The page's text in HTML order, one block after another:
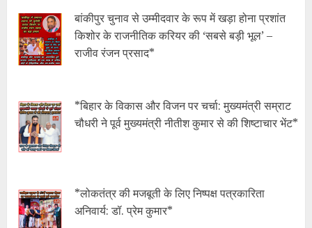
बांकीपुर चुनाव से उम्मीदवार के रूप में खड़ा होना प्रशांत
किशोर के राजनीतिक करियर की ‘सबसे बड़ी भूल’ –
राजीव रंजन प्रसाद*
*बिहार के विकास और विजन पर चर्चा: मुख्यमंत्री सम्राट
चौधरी ने पूर्व मुख्यमंत्री नीतीश कुमार से की शिष्टाचार भेंट*
*लोकतंत्र की मजबूती के लिए निष्पक्ष पत्रकारिता
अनिवार्य: डॉ. प्रेम कुमार*